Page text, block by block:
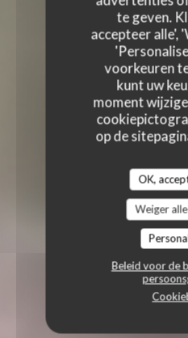
te geven.
accepteer alle',
voorkeuren
kunt uw
moment
op de
OK,
Weiger
Beleid voor de